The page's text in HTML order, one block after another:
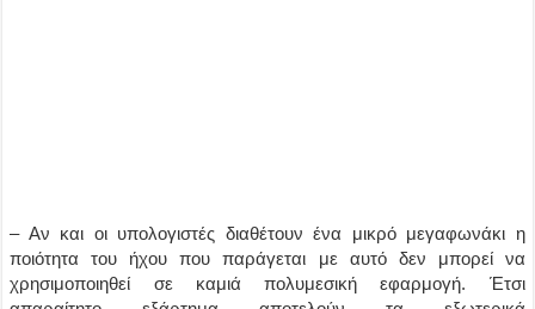
– Αν και οι υπολογιστές διαθέτουν ένα μικρό μεγαφωνάκι η
ποιότητα του ήχου που παράγεται με αυτό δεν μπορεί να
χρησιμοποιηθεί σε καμιά πολυμεσική εφαρμογή. Έτσι